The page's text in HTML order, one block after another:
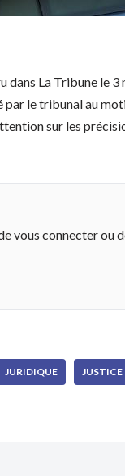
dans La Tribune le
le tribunal au
sur les
vous connecter ou
JURIDIQUE JUSTICE